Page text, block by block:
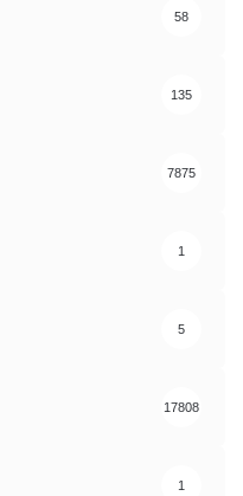
58
135
7875
1
5
17808
1